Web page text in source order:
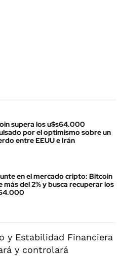
supera los u$s64.000
por el optimismo sobre un
entre EEUU e Irán
en el mercado cripto: Bitcoin
más del 2% y busca recuperar los
y Estabilidad Financiera
y controlará